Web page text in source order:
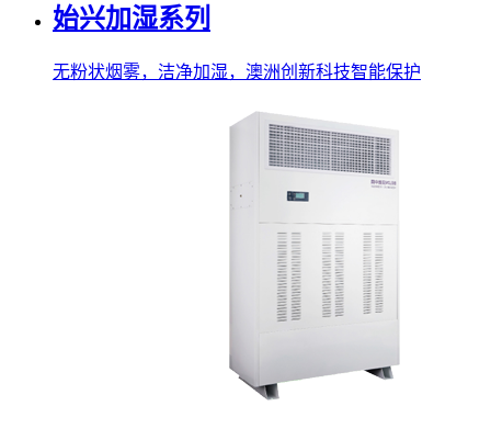
始兴加湿系列
无粉状烟雾，洁净加湿，澳洲创新科技智能保护